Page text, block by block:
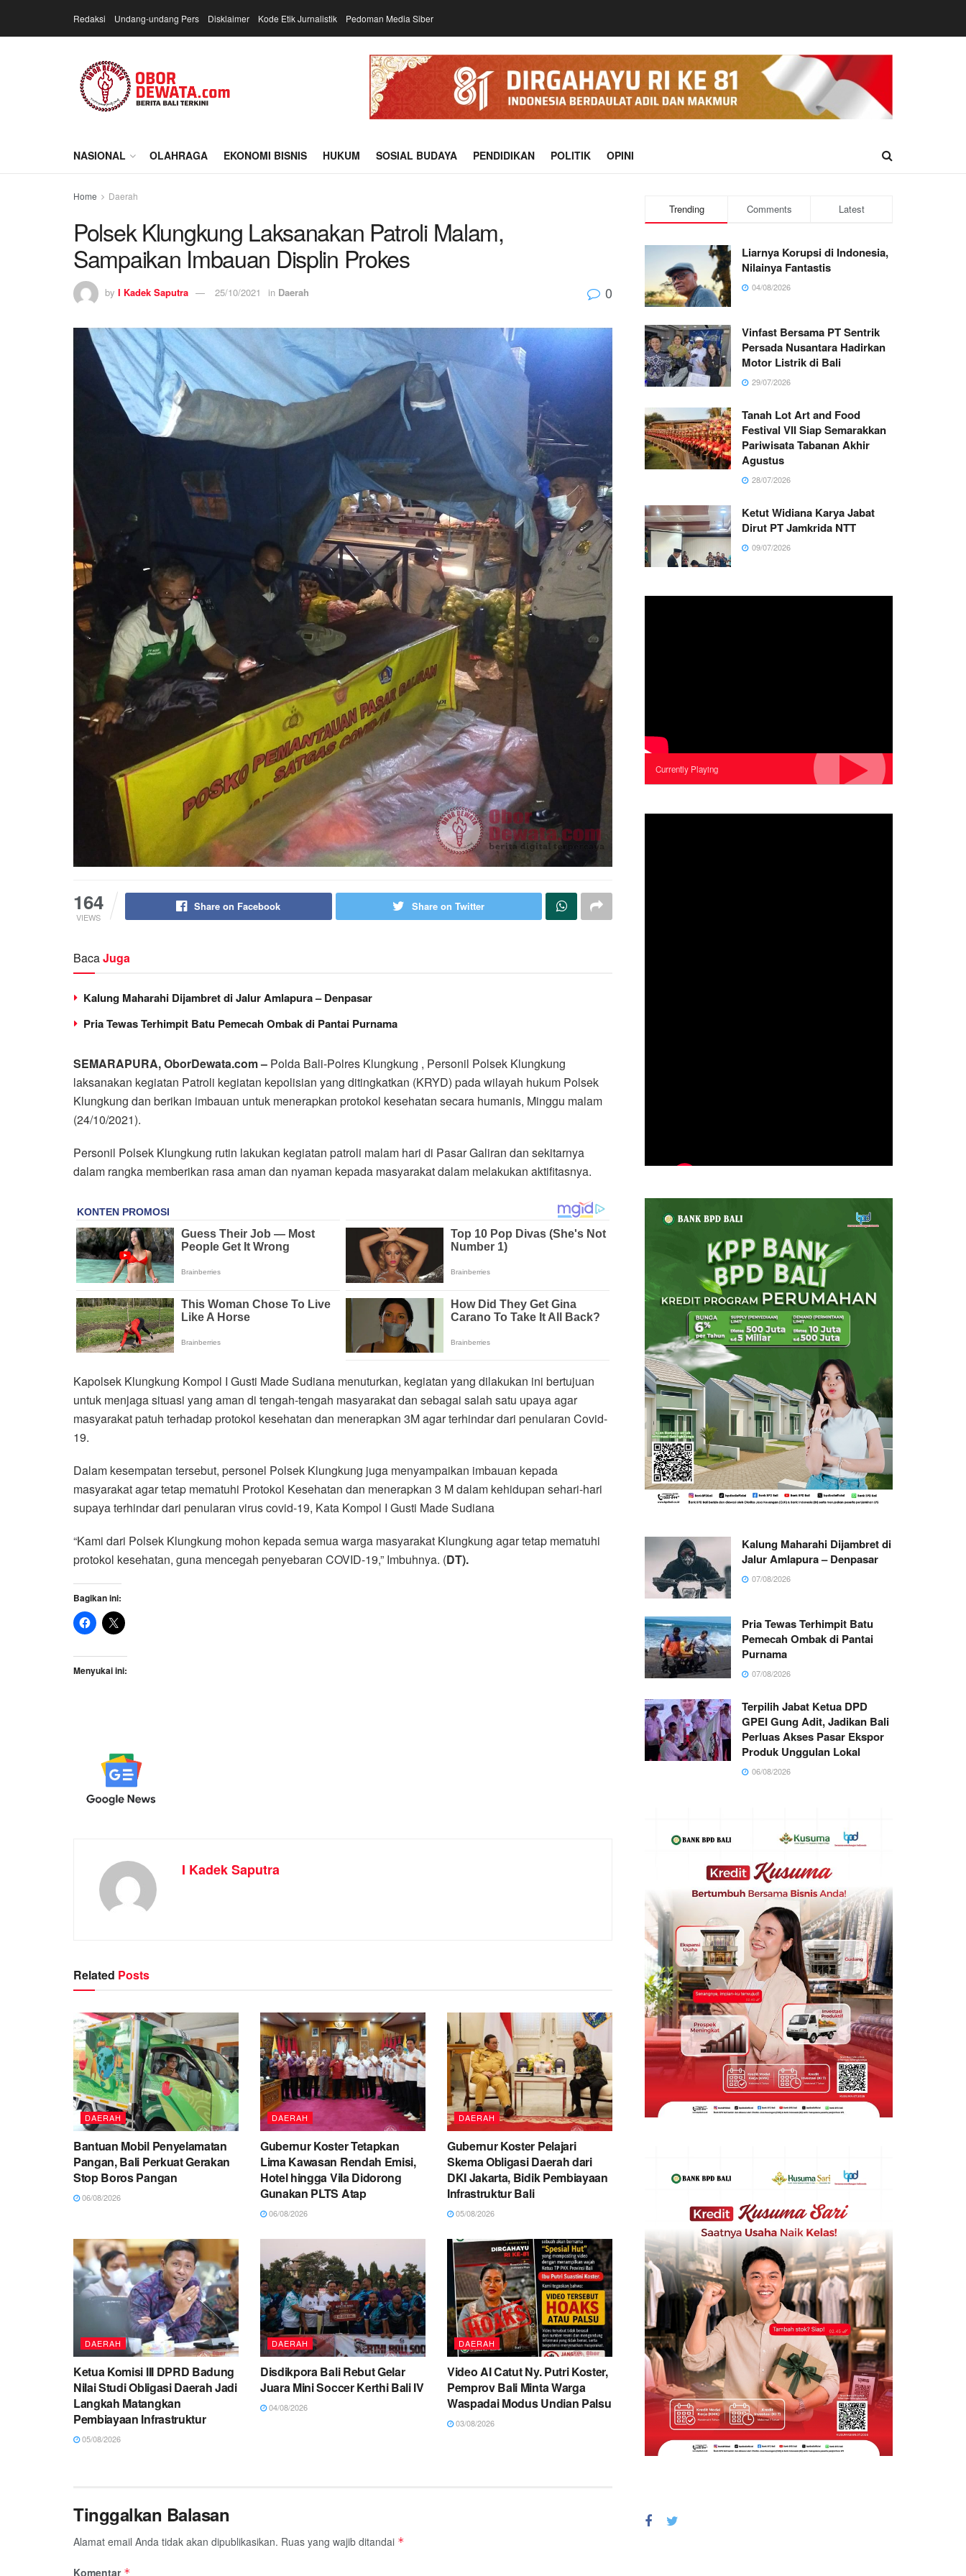
Redaksi Undang-undang Pers Disklaimer Kode Etik Jurnalistik Pedoman Media Siber
NASIONAL OLAHRAGA EKONOMI BISNIS HUKUM SOSIAL BUDAYA PENDIDIKAN POLITIK OPINI
Home Daerah
Polsek Klungkung Laksanakan Patroli Malam,
Sampaikan Imbauan Displin Prokes
by I Kadek Saputra 25/10/2021 in Daerah 0
164
VIEWS
Share on Facebook Share on Twitter
BacaJuga
Kalung Maharahi Dijambret di Jalur Amlapura – Denpasar
Pria Tewas Terhimpit Batu Pemecah Ombak di Pantai Purnama
SEMARAPURA, OborDewata.com – Polda Bali-Polres Klungkung , Personil Polsek Klungkung
laksanakan kegiatan Patroli kegiatan kepolisian yang ditingkatkan (KRYD) pada wilayah hukum Polsek
Klungkung dan berikan imbauan untuk menerapkan protokol kesehatan secara humanis, Minggu malam
(24/10/2021).
Personil Polsek Klungkung rutin lakukan kegiatan patroli malam hari di Pasar Galiran dan sekitarnya
dalam rangka memberikan rasa aman dan nyaman kepada masyarakat dalam melakukan aktifitasnya.
Kapolsek Klungkung Kompol I Gusti Made Sudiana menuturkan, kegiatan yang dilakukan ini bertujuan
untuk menjaga situasi yang aman di tengah-tengah masyarakat dan sebagai salah satu upaya agar
masyarakat patuh terhadap protokol kesehatan dan menerapkan 3M agar terhindar dari penularan Covid-
19.
Dalam kesempatan tersebut, personel Polsek Klungkung juga menyampaikan imbauan kepada
masyarakat agar tetap mematuhi Protokol Kesehatan dan menerapkan 3 M dalam kehidupan sehari-hari
supaya terhindar dari penularan virus covid-19, Kata Kompol I Gusti Made Sudiana
“Kami dari Polsek Klungkung mohon kepada semua warga masyarakat Klungkung agar tetap mematuhi
protokol kesehatan, guna mencegah penyebaran COVID-19,” Imbuhnya. (DT).
Bagikan ini:
Menyukai ini:
I Kadek Saputra
Related Posts
DAERAH
Bantuan Mobil Penyelamatan
Pangan, Bali Perkuat Gerakan
Stop Boros Pangan
06/08/2026
DAERAH
Gubernur Koster Tetapkan
Lima Kawasan Rendah Emisi,
Hotel hingga Vila Didorong
Gunakan PLTS Atap
06/08/2026
DAERAH
Gubernur Koster Pelajari
Skema Obligasi Daerah dari
DKI Jakarta, Bidik Pembiayaan
Infrastruktur Bali
05/08/2026
DAERAH
Ketua Komisi III DPRD Badung
Nilai Studi Obligasi Daerah Jadi
Langkah Matangkan
Pembiayaan Infrastruktur
05/08/2026
DAERAH
Disdikpora Bali Rebut Gelar
Juara Mini Soccer Kerthi Bali IV
04/08/2026
DAERAH
Video AI Catut Ny. Putri Koster,
Pemprov Bali Minta Warga
Waspadai Modus Undian Palsu
03/08/2026
Tinggalkan Balasan
Alamat email Anda tidak akan dipublikasikan. Ruas yang wajib ditandai *
Komentar *
Trending Comments Latest
Liarnya Korupsi di Indonesia,
Nilainya Fantastis
04/08/2026
Vinfast Bersama PT Sentrik
Persada Nusantara Hadirkan
Motor Listrik di Bali
29/07/2026
Tanah Lot Art and Food
Festival VII Siap Semarakkan
Pariwisata Tabanan Akhir
Agustus
28/07/2026
Ketut Widiana Karya Jabat
Dirut PT Jamkrida NTT
09/07/2026
Currently Playing
Kalung Maharahi Dijambret di
Jalur Amlapura – Denpasar
07/08/2026
Pria Tewas Terhimpit Batu
Pemecah Ombak di Pantai
Purnama
07/08/2026
Terpilih Jabat Ketua DPD
GPEI Gung Adit, Jadikan Bali
Perluas Akses Pasar Ekspor
Produk Unggulan Lokal
06/08/2026